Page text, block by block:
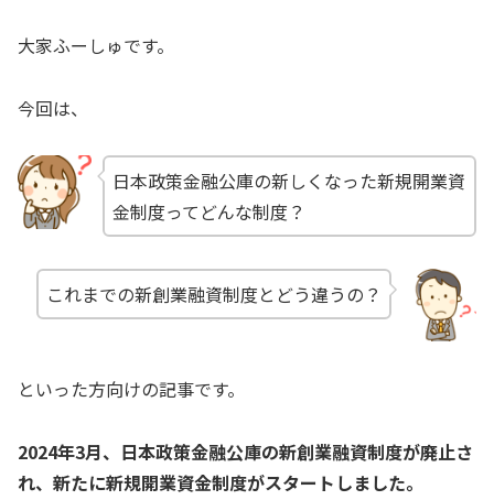
大家ふーしゅです。
今回は、
日本政策金融公庫の新しくなった新規開業資
金制度ってどんな制度？
これまでの新創業融資制度とどう違うの？
といった方向けの記事です。
2024年3月、日本政策金融公庫の新創業融資制度が廃止さ
れ、新たに新規開業資金制度がスタートしました。